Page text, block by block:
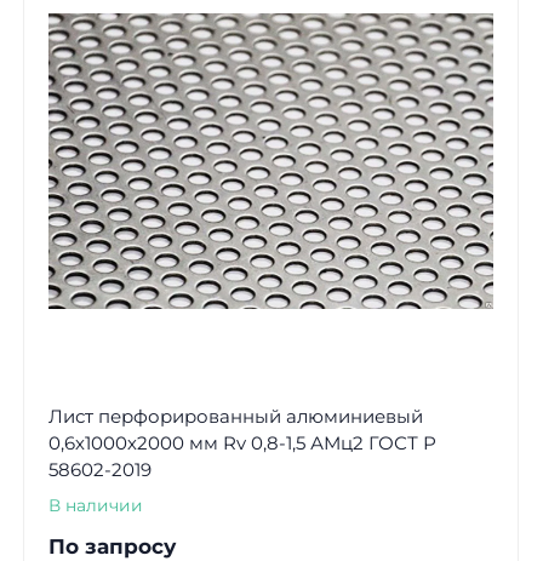
Лист перфорированный алюминиевый
0,6х1000х2000 мм Rv 0,8-1,5 АМц2 ГОСТ Р
58602-2019
В наличии
По запросу